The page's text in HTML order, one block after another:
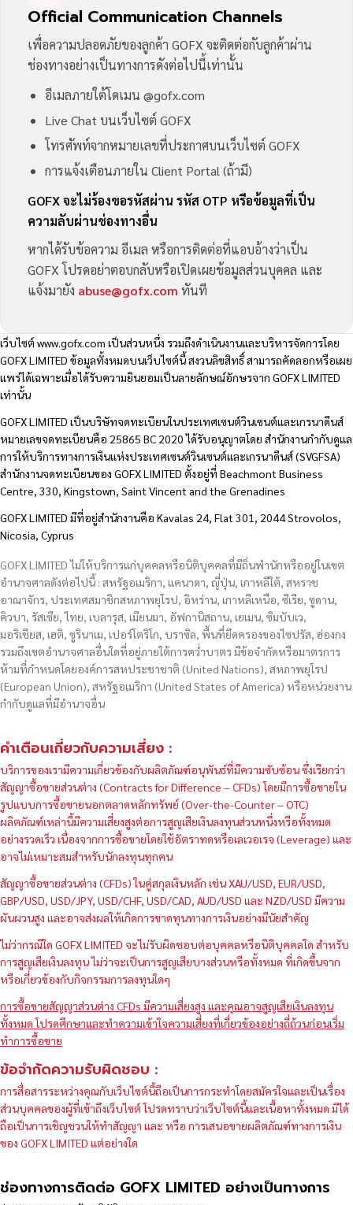
Official Communication Channels
เพื่อความปลอดภัยของลูกค้า GOFX จะติดต่อกับลูกค้าผ่าน
ช่องทางอย่างเป็นทางการดังต่อไปนี้เท่านั้น
อีเมลภายใต้โดเมน @gofx.com
Live Chat บนเว็บไซต์ GOFX
โทรศัพท์จากหมายเลขที่ประกาศบนเว็บไซต์ GOFX
การแจ้งเตือนภายใน Client Portal (ถ้ามี)
GOFX จะไม่ร้องขอรหัสผ่าน รหัส OTP หรือข้อมูลที่เป็น
ความลับผ่านช่องทางอื่น
หากได้รับข้อความ อีเมล หรือการติดต่อที่แอบอ้างว่าเป็น
GOFX โปรดอย่าตอบกลับหรือเปิดเผยข้อมูลส่วนบุคคล และ
แจ้งมายัง abuse@gofx.com ทันที
เว็บไซต์ www.gofx.com เป็นส่วนหนึ่ง รวมถึงดำเนินงานและบริหารจัดการโดย
GOFX LIMITED ข้อมูลทั้งหมดบนเว็บไซต์นี้ สงวนลิขสิทธิ์ สามารถคัดลอกหรือเผย
แพร่ได้เฉพาะเมื่อได้รับความยินยอมเป็นลายลักษณ์อักษรจาก GOFX LIMITED
เท่านั้น
GOFX LIMITED เป็นบริษัทจดทะเบียนในประเทศเซนต์วินเซนต์และเกรนาดีนส์
หมายเลขจดทะเบียนคือ 25865 BC 2020 ได้รับอนุญาตโดย สำนักงานกำกับดูแล
การให้บริการทางการเงินแห่งประเทศเซนต์วินเซนต์และเกรนาดีนส์ (SVGFSA)
สำนักงานจดทะเบียนของ GOFX LIMITED ตั้งอยู่ที่ Beachmont Business
Centre, 330, Kingstown, Saint Vincent and the Grenadines
GOFX LIMITED มีที่อยู่สำนักงานคือ Kavalas 24, Flat 301, 2044 Strovolos,
Nicosia, Cyprus
GOFX LIMITED ไม่ให้บริการแก่บุคคลหรือนิติบุคคลที่มีถิ่นพำนักหรืออยู่ในเขต
อำนาจศาลดังต่อไปนี้ : สหรัฐอเมริกา, แคนาดา, ญี่ปุ่น, เกาหลีใต้, สหราช
อาณาจักร, ประเทศสมาชิกสหภาพยุโรป, อิหร่าน, เกาหลีเหนือ, ซีเรีย, ซูดาน,
คิวบา, รัสเซีย, ไทย, เบลารุส, เมียนมา, อัฟกานิสถาน, เยเมน, ซิมบับเว,
มอริเชียส, เฮติ, ซูรินาเม, เปอร์โตริโก, บราซิล, พื้นที่ยึดครองของไซปรัส, ฮ่องกง
รวมถึงเขตอำนาจศาลอื่นใดที่อยู่ภายใต้การคว่ำบาตร มีข้อจำกัดหรือมาตรการ
ห้ามที่กำหนดโดยองค์การสหประชาชาติ (United Nations), สหภาพยุโรป
(European Union), สหรัฐอเมริกา (United States of America) หรือหน่วยงาน
กำกับดูแลที่มีอำนาจอื่น
คำเตือนเกี่ยวกับความเสี่ยง :
บริการของเรามีความเกี่ยวข้องกับผลิตภัณฑ์อนุพันธ์ที่มีความซับซ้อน ซึ่งเรียกว่า
สัญญาซื้อขายส่วนต่าง (Contracts for Difference – CFDs) โดยมีการซื้อขายใน
รูปแบบการซื้อขายนอกตลาดหลักทรัพย์ (Over-the-Counter – OTC)
ผลิตภัณฑ์เหล่านี้มีความเสี่ยงสูงต่อการสูญเสียเงินลงทุนส่วนหนึ่งหรือทั้งหมด
อย่างรวดเร็ว เนื่องจากการซื้อขายโดยใช้อัตราทดหรือเลเวอเรจ (Leverage) และ
อาจไม่เหมาะสมสำหรับนักลงทุนทุกคน
สัญญาซื้อขายส่วนต่าง (CFDs) ในคู่สกุลเงินหลัก เช่น XAU/USD, EUR/USD,
GBP/USD, USD/JPY, USD/CHF, USD/CAD, AUD/USD และ NZD/USD มีความ
ผันผวนสูง และอาจส่งผลให้เกิดการขาดทุนทางการเงินอย่างมีนัยสำคัญ
ไม่ว่ากรณีใด GOFX LIMITED จะไม่รับผิดชอบต่อบุคคลหรือนิติบุคคลใด สำหรับ
การสูญเสียเงินลงทุน ไม่ว่าจะเป็นการสูญเสียบางส่วนหรือทั้งหมด ที่เกิดขึ้นจาก
หรือเกี่ยวข้องกับกิจกรรมการลงทุนใดๆ
การซื้อขายสัญญาส่วนต่าง CFDs มีความเสี่ยงสูง และคุณอาจสูญเสียเงินลงทุน
ทั้งหมด โปรดศึกษาและทำความเข้าใจความเสี่ยงที่เกี่ยวข้องอย่างถี่ถ้วนก่อนเริ่ม
ทำการซื้อขาย
ข้อจำกัดความรับผิดชอบ :
การสื่อสารระหว่างคุณกับเว็บไซต์นี้ถือเป็นการกระทำโดยสมัครใจและเป็นเรื่อง
ส่วนบุคคลของผู้ที่เข้าถึงเว็บไซต์ โปรดทราบว่าเว็บไซต์นี้และเนื้อหาทั้งหมด มิได้
ถือเป็นการเชิญชวนให้ทำสัญญา และ หรือ การเสนอขายผลิตภัณฑ์ทางการเงิน
ของ GOFX LIMITED แต่อย่างใด
ช่องทางการติดต่อ GOFX LIMITED อย่างเป็นทางการ